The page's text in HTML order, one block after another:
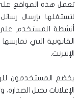
تعمل هذه المواقع على
لتستغلها بإرسال
أنشطة المستخدم
القانونية التي
الإنترنت.
يخضع المستخدمون
الإعلانات تحتل